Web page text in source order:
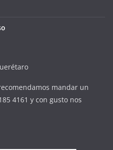
mandar un
4161 y con gusto nos